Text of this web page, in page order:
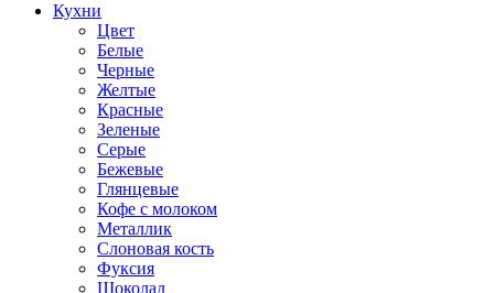
Кухни
Цвет
Белые
Черные
Желтые
Красные
Зеленые
Серые
Бежевые
Глянцевые
Кофе с молоком
Металлик
Слоновая кость
Фуксия
Шоколад